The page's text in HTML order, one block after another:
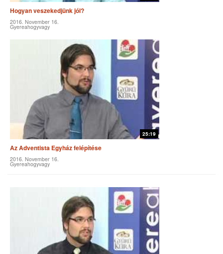
Hogyan veszekedjünk jól?
2016. November 16.
Gyereahogyvagy
25:19
Az Adventista Egyház felépítése
2016. November 16.
Gyereahogyvagy